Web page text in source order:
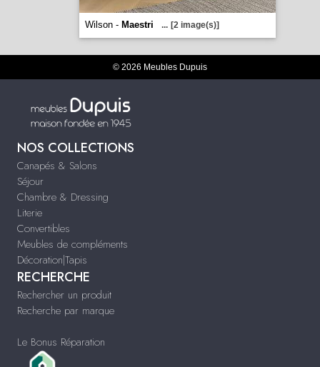
Wilson - Maestri ... [2 image(s)]
© 2026 Meubles Dupuis
NOS COLLECTIONS
Canapés & Salons
Séjour
Chambre & Dressing
Literie
Convertibles
Meubles de compléments
Décoration|Tapis
RECHERCHE
Rechercher un produit
Recherche par marque
Le Bonus Réparation